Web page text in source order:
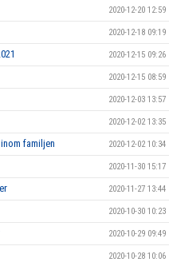
2020-12-20 12:59
2020-12-18 09:19
2020-12-15 09:26
2020-12-15 08:59
2020-12-03 13:57
2020-12-02 13:35
familjen 2020-12-02 10:34
2020-11-30 15:17
2020-11-27 13:44
2020-10-30 10:23
2020-10-29 09:49
2020-10-28 10:06